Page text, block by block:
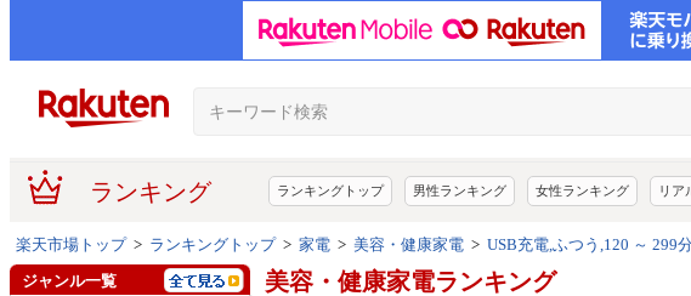
ランキング ランキングトップ 男性ランキング 女性ランキング リア
楽天市場トップ> ランキングトップ> 家電 > 美容・健康家電 > USB充電,ふつう,120 ～ 299
美容・健康家電ランキング
ジャンル一覧